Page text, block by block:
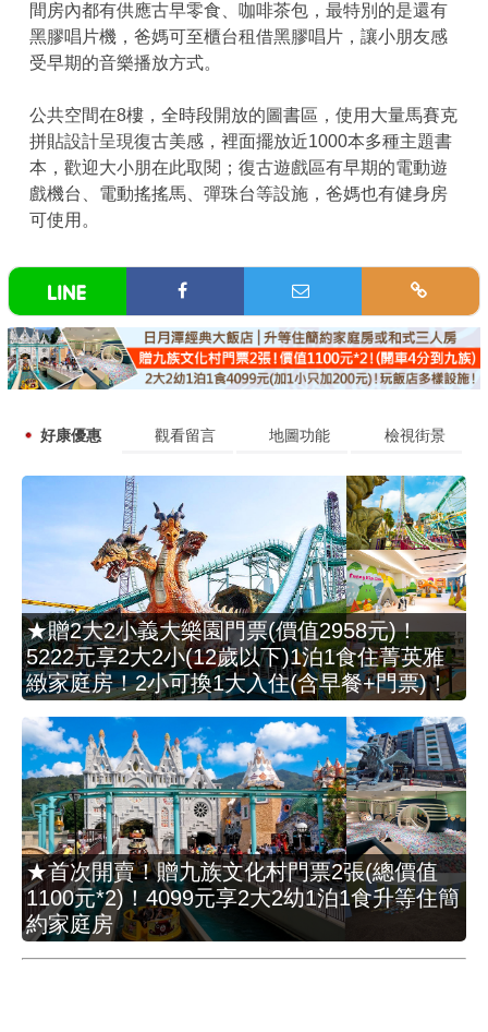
間房內都有供應古早零食、咖啡茶包，最特別的是還有
黑膠唱片機，爸媽可至櫃台租借黑膠唱片，讓小朋友感
受早期的音樂播放方式。
公共空間在8樓，全時段開放的圖書區，使用大量馬賽克
拼貼設計呈現復古美感，裡面擺放近1000本多種主題書
本，歡迎大小朋在此取閱；復古遊戲區有早期的電動遊
戲機台、電動搖搖馬、彈珠台等設施，爸媽也有健身房
可使用。
好康優惠 觀看留言 地圖功能 檢視街景
★贈2大2小義大樂園門票(價值2958元)！
5222元享2大2小(12歲以下)1泊1食住菁英雅
緻家庭房！2小可換1大入住(含早餐+門票)！
★首次開賣！贈九族文化村門票2張(總價值
1100元*2)！4099元享2大2幼1泊1食升等住簡
約家庭房